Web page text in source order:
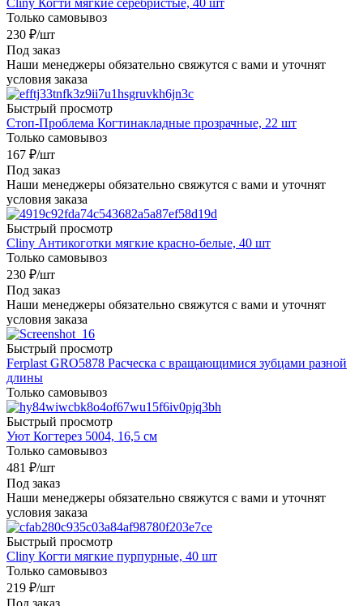
Только самовывоз
230 ₽/шт
Под заказ
Наши менеджеры обязательно свяжутся с вами и уточнят
условия заказа
Быстрый просмотр
Стоп-Проблема Когтинакладные прозрачные, 22 шт
Только самовывоз
167 ₽/шт
Под заказ
Наши менеджеры обязательно свяжутся с вами и уточнят
условия заказа
Быстрый просмотр
Cliny Антикоготки мягкие красно-белые, 40 шт
Только самовывоз
230 ₽/шт
Под заказ
Наши менеджеры обязательно свяжутся с вами и уточнят
условия заказа
Быстрый просмотр
Ferplast GRO5878 Расческа с вращающимися зубцами разной
длины
Только самовывоз
Быстрый просмотр
Уют Когтерез 5004, 16,5 см
Только самовывоз
481 ₽/шт
Под заказ
Наши менеджеры обязательно свяжутся с вами и уточнят
условия заказа
Быстрый просмотр
Cliny Когти мягкие пурпурные, 40 шт
Только самовывоз
219 ₽/шт
Под заказ